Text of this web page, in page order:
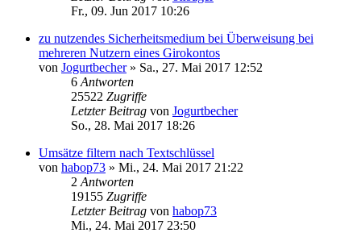
Fr., 09. Jun 2017 10:26
zu nutzendes Sicherheitsmedium bei Überweisung bei
mehreren Nutzern eines Girokontos
von Jogurtbecher» Sa., 27. Mai 2017 12:52
6 Antworten
25522 Zugriffe
Letzter Beitrag von Jogurtbecher
So., 28. Mai 2017 18:26
Umsätze filtern nach Textschlüssel
von habop73 » Mi., 24. Mai 2017 21:22
2 Antworten
19155 Zugriffe
Letzter Beitrag von habop73
Mi., 24. Mai 2017 23:50